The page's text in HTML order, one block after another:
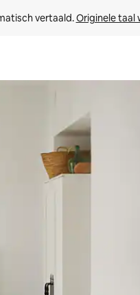
vertaald. Originele taal
omhoog en omlaag, óf